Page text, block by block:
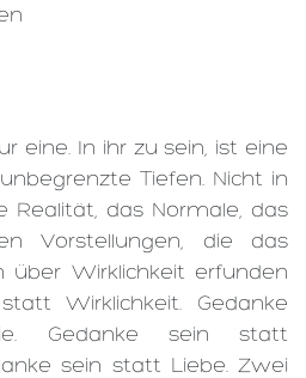
eine. In ihr zu sein, ist eine
Tiefen. Nicht in
Realität, das Normale, das
Vorstellungen, die das
über Wirklichkeit erfunden
Wirklichkeit. Gedanke
Gedanke sein statt
sein statt Liebe. Zwei